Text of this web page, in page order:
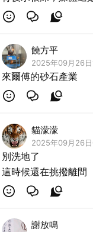
饒方平
2025年09月26日
來爾傅的砂石產業
貓濛濛
2025年09月26
別洗地了
謝放鳴